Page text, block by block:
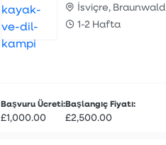
İsviçre, Braunwald
1-2 Hafta
Başvuru Ücreti:
£1,000.00
Başlangıç Fiyatı:
£2,500.00